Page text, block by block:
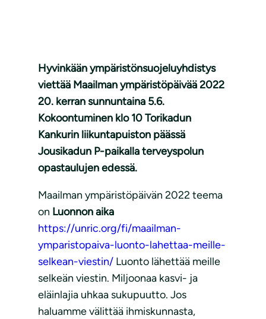
Hyvinkään ympäristönsuojeluyhdistys
viettää Maailman ympäristöpäivää 2022
20. kerran sunnuntaina 5.6.
Kokoontuminen klo 10 Torikadun
Kankurin liikuntapuiston päässä
Jousikadun P-paikalla terveyspolun
opastaulujen edessä.
Maailman ympäristöpäivän 2022 teema
on Luonnon aika
https://unric.org/fi/maailman-
ymparistopaiva-luonto-lahettaa-meille-
selkean-viestin/ Luonto lähettää meille
selkeän viestin. Miljoonaa kasvi- ja
eläinlajia uhkaa sukupuutto. Jos
haluamme välittää ihmiskunnasta,